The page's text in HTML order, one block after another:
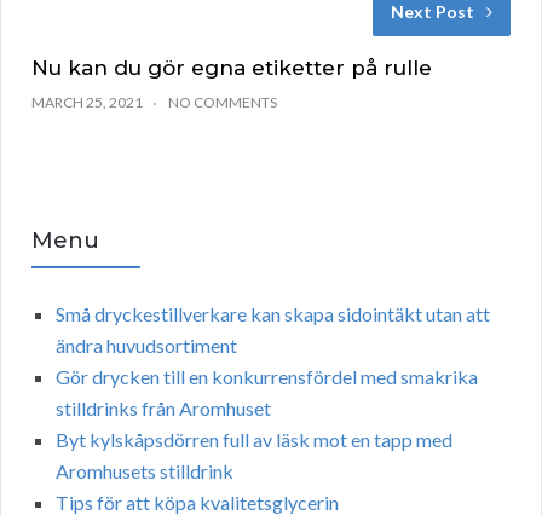
Next Post
Nu kan du gör egna etiketter på rulle
MARCH 25, 2021 NO COMMENTS
Menu
Små dryckestillverkare kan skapa sidointäkt utan att
ändra huvudsortiment
Gör drycken till en konkurrensfördel med smakrika
stilldrinks från Aromhuset
Byt kylskåpsdörren full av läsk mot en tapp med
Aromhusets stilldrink
Tips för att köpa kvalitetsglycerin